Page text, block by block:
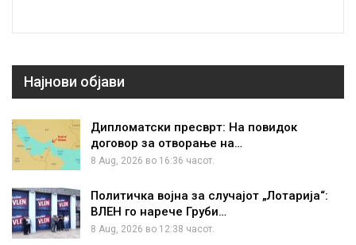
Најнови објави
Дипломатски пресврт: На повидок
договор за отворање на…
8 Aug, 2026 во 16:36 часот.
Политичка војна за случајот „Лотарија“:
ВЛЕН го нарече Груби…
8 Aug, 2026 во 12:38 часот.